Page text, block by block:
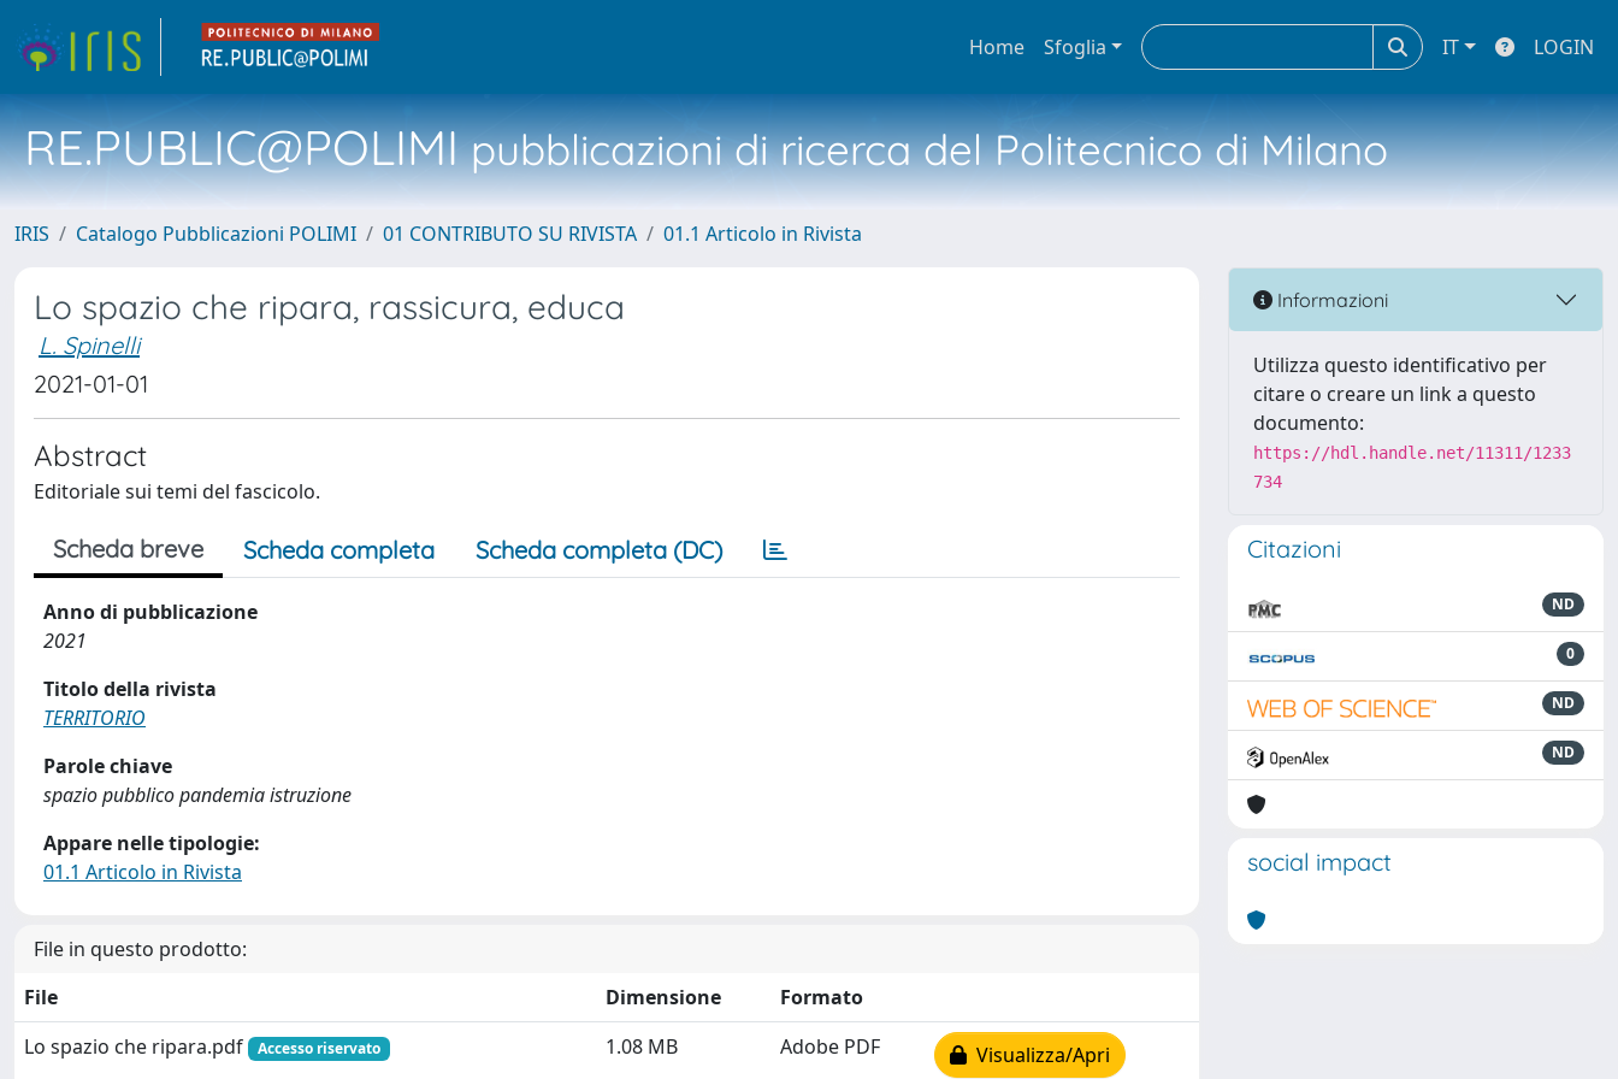
Home Sfoglia IT LOGIN
RE.PUBLIC@POLIMIpubblicazioni di ricerca del Politecnico di Milano
IRIS Catalogo Pubblicazioni POLIMI 01 CONTRIBUTO SU RIVISTA 01.1 Articolo in Rivista
Lo spazio che ripara, rassicura, educa
L. Spinelli
2021-01-01
Abstract
Editoriale sui temi del fascicolo.
Scheda breve Scheda completa Scheda completa (DC)
Anno di pubblicazione
2021
Titolo della rivista
TERRITORIO
Parole chiave
spazio pubblico pandemia istruzione
Appare nelle tipologie:
01.1 Articolo in Rivista
File in questo prodotto:
File
Dimensione
Formato
Lo spazio che ripara.pdf
Accesso riservato 1.08 MB Adobe PDF Visualizza/Apri
Informazioni
Utilizza questo identificativo per
citare o creare un link a questo
documento:
https://hdl.handle.net/11311/1233
734
Citazioni
ND
0
ND
ND
social impact